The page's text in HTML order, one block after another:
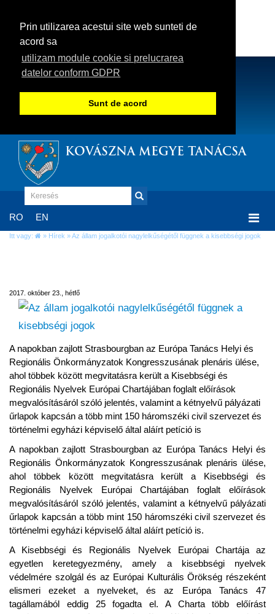
Prin utilizarea acestui site web sunteti de
acord sa
utilizam module cookie si prelucrarea
datelor conform GDPR
Sunt de acord
KOVÁSZNA MEGYE TANÁCSA
RO EN
Itt vagy: » Hírek » Az állam jogalkotói nagylelkűségétől függnek a kisebbségi jogok
2017. október 23., hétfő
A napokban zajlott Strasbourgban az Európa Tanács Helyi és
Regionális Önkormányzatok Kongresszusának plenáris ülése,
ahol többek között megvitatásra került a Kisebbségi és
Regionális Nyelvek Európai Chartájában foglalt előírások
megvalósításáról szóló jelentés, valamint a kétnyelvű pályázati
űrlapok kapcsán a több mint 150 háromszéki civil szervezet és
történelmi egyházi képviselő által aláírt petíció is
A napokban zajlott Strasbourgban az Európa Tanács Helyi és
Regionális Önkormányzatok Kongresszusának plenáris ülése,
ahol többek között megvitatásra került a Kisebbségi és
Regionális Nyelvek Európai Chartájában foglalt előírások
megvalósításáról szóló jelentés, valamint a kétnyelvű pályázati
űrlapok kapcsán a több mint 150 háromszéki civil szervezet és
történelmi egyházi képviselő által aláírt petíció is.
A Kisebbségi és Regionális Nyelvek Európai Chartája az
egyetlen keretegyezmény, amely a kisebbségi nyelvek
védelmére szolgál és az Európai Kulturális Örökség részeként
elismeri ezeket a nyelveket, és az Európa Tanács 47
tagállamából eddig 25 fogadta el. A Charta több előírást